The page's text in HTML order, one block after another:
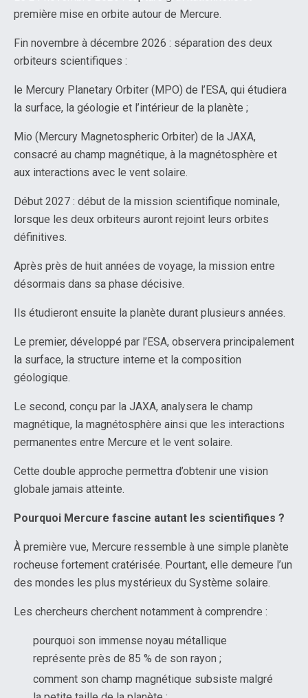
première mise en orbite autour de Mercure.
Fin novembre à décembre 2026 : séparation des deux
orbiteurs scientifiques :
le Mercury Planetary Orbiter (MPO) de l’ESA, qui étudiera
la surface, la géologie et l’intérieur de la planète ;
Mio (Mercury Magnetospheric Orbiter) de la JAXA,
consacré au champ magnétique, à la magnétosphère et
aux interactions avec le vent solaire.
Début 2027 : début de la mission scientifique nominale,
lorsque les deux orbiteurs auront rejoint leurs orbites
définitives.
Après près de huit années de voyage, la mission entre
désormais dans sa phase décisive.
Ils étudieront ensuite la planète durant plusieurs années.
Le premier, développé par l’ESA, observera principalement
la surface, la structure interne et la composition
géologique.
Le second, conçu par la JAXA, analysera le champ
magnétique, la magnétosphère ainsi que les interactions
permanentes entre Mercure et le vent solaire.
Cette double approche permettra d’obtenir une vision
globale jamais atteinte.
Pourquoi Mercure fascine autant les scientifiques ?
À première vue, Mercure ressemble à une simple planète
rocheuse fortement cratérisée. Pourtant, elle demeure l’un
des mondes les plus mystérieux du Système solaire.
Les chercheurs cherchent notamment à comprendre :
pourquoi son immense noyau métallique
représente près de 85 % de son rayon ;
comment son champ magnétique subsiste malgré